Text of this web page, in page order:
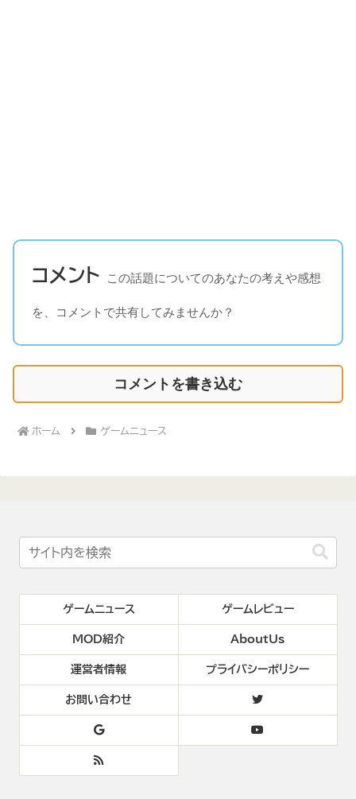
コメント この話題についてのあなたの考えや感想
を、コメントで共有してみませんか？
コメントを書き込む
ホーム ゲームニュース
ゲームニュース ゲームレビュー
MOD紹介 AboutUs
運営者情報 プライバシーポリシー
お問い合わせ